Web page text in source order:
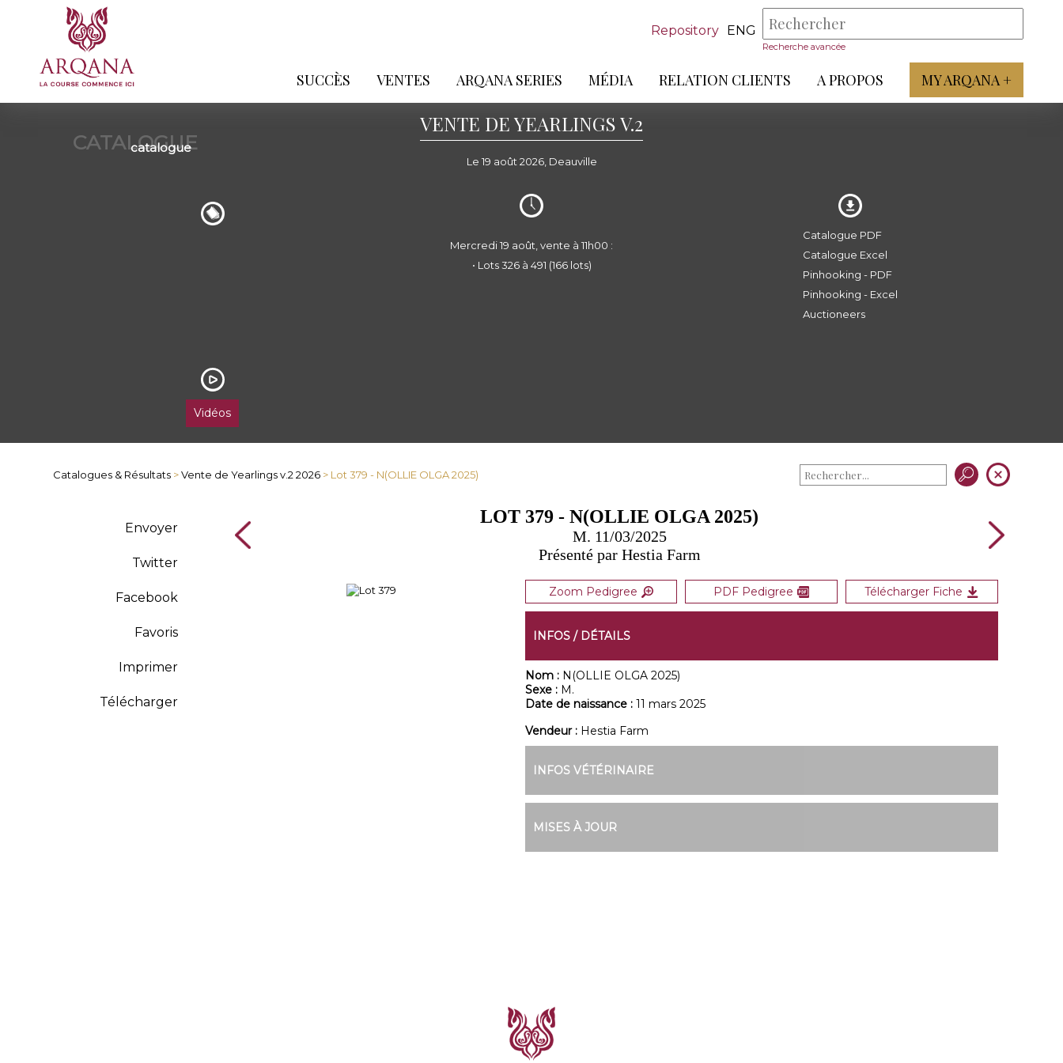
Repository ENG
Recherche avancée
SUCCÈS VENTES ARQANA SERIES MÉDIA RELATION CLIENTS A PROPOS MY ARQANA +
CATALOGUE
catalogue
VENTE DE YEARLINGS V.2
Le 19 août 2026, Deauville
Vidéos
Mercredi 19 août, vente à 11h00 :
• Lots 326 à 491 (166 lots)
Catalogue PDF
Catalogue Excel
Pinhooking - PDF
Pinhooking - Excel
Auctioneers
Catalogues & Résultats >Vente de Yearlings v.2 2026 > Lot 379 - N(OLLIE OLGA 2025)
Envoyer
Twitter
Facebook
Favoris
Imprimer
Télécharger
LOT 379 - N(OLLIE OLGA 2025)
M. 11/03/2025
Présenté par Hestia Farm
Zoom Pedigree PDF Pedigree Télécharger Fiche
INFOS / DÉTAILS
Nom : N(OLLIE OLGA 2025)
Sexe : M.
Date de naissance : 11 mars 2025
Vendeur : Hestia Farm
INFOS VÉTÉRINAIRE
MISES À JOUR